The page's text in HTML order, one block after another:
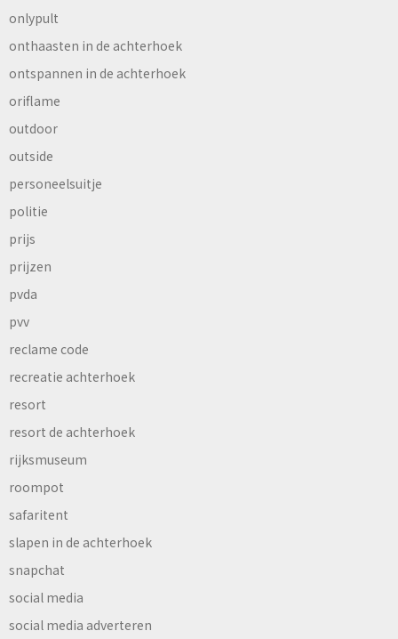
onlypult
onthaasten in de achterhoek
ontspannen in de achterhoek
oriflame
outdoor
outside
personeelsuitje
politie
prijs
prijzen
pvda
pvv
reclame code
recreatie achterhoek
resort
resort de achterhoek
rijksmuseum
roompot
safaritent
slapen in de achterhoek
snapchat
social media
social media adverteren